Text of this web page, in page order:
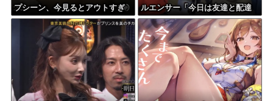
プシーン、今見るとアウトすぎ
る・・・
ルエンサー「今日は友達と配達
員のアルバイトを体験してみる
よ！！」←結果・・・